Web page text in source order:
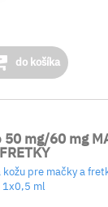
do košíka
50 mg/60 mg
FRETKY
kožu pre mačky a
1x0,5 ml